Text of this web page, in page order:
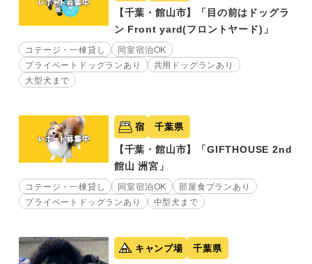
【千葉・館山市】「目の前はドッグラ
ン Front yard(フロントヤード)」
コテージ・一棟貸し
同室宿泊OK
プライベートドッグランあり
共用ドッグランあり
大型犬まで
宿 千葉県
【千葉・館山市】「GIFTHOUSE 2nd
館山 洲宮」
コテージ・一棟貸し 同室宿泊OK
部屋食プランあり
プライベートドッグランあり
中型犬まで
キャンプ場 千葉県